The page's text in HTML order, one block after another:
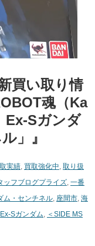
買い取り情
魂（Ka
Ex-Sガンダ
」』
実績, 買取強化中, 取り扱
ッフブログプライズ, 一番
ム・センチネル, 座間市, 海
Ex-Sガンダム, ＜SIDE MS